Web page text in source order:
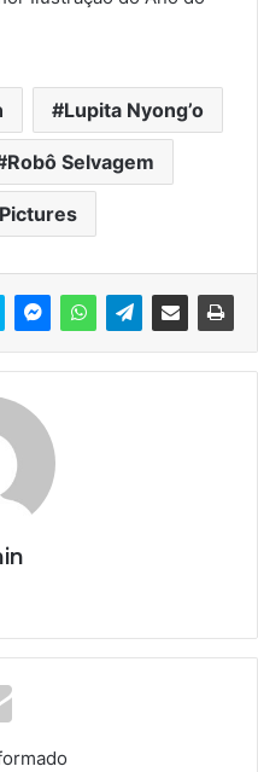
Lupita Nyong’o
Robô Selvagem
te